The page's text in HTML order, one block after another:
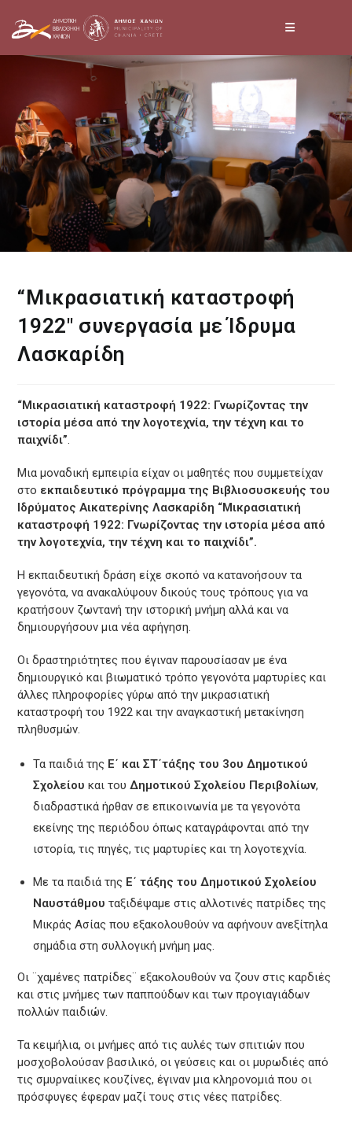
“Μικρασιατική καταστροφή
1922″ συνεργασία με Ίδρυμα
Λασκαρίδη
“Μικρασιατική καταστροφή 1922: Γνωρίζοντας την
ιστορία μέσα από την λογοτεχνία, την τέχνη και το
παιχνίδι”.
Μια μοναδική εμπειρία είχαν οι μαθητές που συμμετείχαν
στο εκπαιδευτικό πρόγραμμα της Βιβλιοσυσκευής του
Ιδρύματος Αικατερίνης Λασκαρίδη “Μικρασιατική
καταστροφή 1922: Γνωρίζοντας την ιστορία μέσα από
την λογοτεχνία, την τέχνη και το παιχνίδι”.
Η εκπαιδευτική δράση είχε σκοπό να κατανοήσουν τα
γεγονότα, να ανακαλύψουν δικούς τους τρόπους για να
κρατήσουν ζωντανή την ιστορική μνήμη αλλά και να
δημιουργήσουν μια νέα αφήγηση.
Οι δραστηριότητες που έγιναν παρουσίασαν με ένα
δημιουργικό και βιωματικό τρόπο γεγονότα μαρτυρίες και
άλλες πληροφορίες γύρω από την μικρασιατική
καταστροφή του 1922 και την αναγκαστική μετακίνηση
πληθυσμών.
Τα παιδιά της Ε΄ και ΣΤ΄τάξης του 3ου Δημοτικού
Σχολείου και τουΔημοτικού Σχολείου Περιβολίων,
διαδραστικά ήρθαν σε επικοινωνία με τα γεγονότα
εκείνης της περιόδου όπως καταγράφονται από την
ιστορία, τις πηγές, τις μαρτυρίες και τη λογοτεχνία.
Με τα παιδιά της Ε΄ τάξης του Δημοτικού Σχολείου
Ναυστάθμου ταξιδέψαμε στις αλλοτινές πατρίδες της
Μικράς Ασίας που εξακολουθούν να αφήνουν ανεξίτηλα
σημάδια στη συλλογική μνήμη μας.
Οι ¨χαμένες πατρίδες¨ εξακολουθούν να ζουν στις καρδιές
και στις μνήμες των παππούδων και των προγιαγιάδων
πολλών παιδιών.
Τα κειμήλια, οι μνήμες από τις αυλές των σπιτιών που
μοσχοβολούσαν βασιλικό, οι γεύσεις και οι μυρωδιές από
τις σμυρναίικες κουζίνες, έγιναν μια κληρονομιά που οι
πρόσφυγες έφεραν μαζί τους στις νέες πατρίδες.